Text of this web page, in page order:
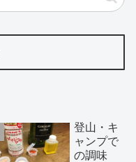
登山・キ
ャンプで
の調味